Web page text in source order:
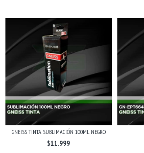
GNEISS TINTA SUBLIMACIÓN 100ML NEGRO
$11.999